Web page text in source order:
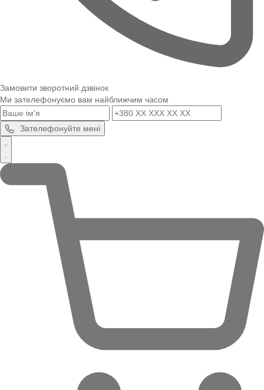
Замовити зворотний дзвінок
Ми зателефонуємо вам найближчим часом
Зателефонуйте мені